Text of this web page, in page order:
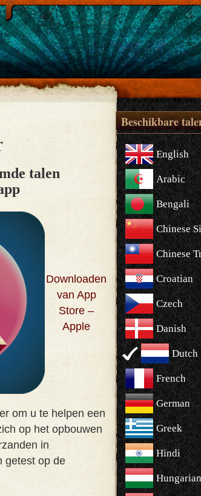
talen
Downloaden
van App
Store –
Apple
om u te helpen een
op het opbouwen
in
getest op de
Beschikbare
English
Arabic
Bengali
Chinese
Chinese
Croatian
Czech
Danish
Dutch
French
German
Greek
Hindi
Hungarian